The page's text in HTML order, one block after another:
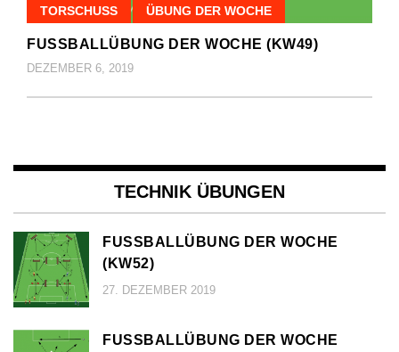
TORSCHUSS ÜBUNG DER WOCHE
FUSSBALLÜBUNG DER WOCHE (KW49)
DEZEMBER 6, 2019
TECHNIK ÜBUNGEN
FUSSBALLÜBUNG DER WOCHE (
KW52)
27. DEZEMBER 2019
FUSSBALLÜBUNG DER WOCHE (